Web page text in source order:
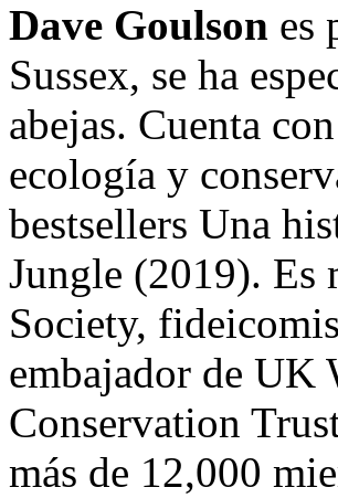
Dave Goulson es
Sussex, se ha
abejas. Cuenta
ecología y
bestsellers Una
Jungle (2019). Es
Society,
embajador de UK
Conservation
más de 12,000